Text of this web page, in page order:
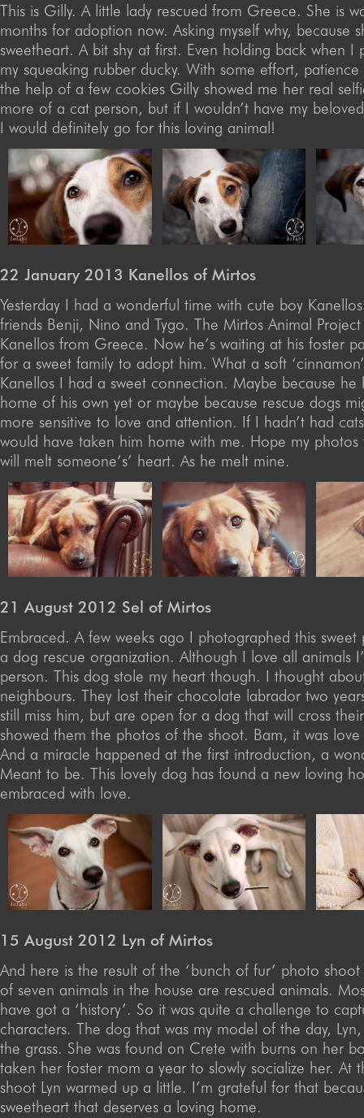
This is Gilly. A little lady rescued from Greece. She is
months for adoption now. Asking myself why, because
sweetheart. A bit shy at first. Even holding back when I
my squeaking rubber ducky. With some effort,
the help of a few cookies Gilly showed me her real
more of a cat person, but if I wouldn’t have my
I would definitely go for this loving animal!
22 January 2013 Kanellos of Mirtos
Yesterday I had a wonderful time with cute boy
friends Benji, Nino and Tygo. The Mirtos Animal
Kanellos from Greece. Now he’s waiting at his foster
for a sweet family to adopt him. What a soft
Kanellos I had a sweet connection. Maybe because he
home of his own yet or maybe because rescue dogs
more sensitive to love and attention. If I hadn’t had
would have taken him home with me. Hope my
will melt someone’s’ heart. As he melt mine.
21 August 2012 Sel of Mirtos
Embraced. A few weeks ago I photographed this
a dog rescue organization. Although I love all animals
person. This dog stole my heart though. I thought
neighbours. They lost their chocolate labrador two
still miss him, but are open for a dog that will cross
showed them the photos of the shoot. Bam, it was
And a miracle happened at the first introduction, a
Meant to be. This lovely dog has found a new loving
embraced with love.
15 August 2012 Lyn of Mirtos
And here is the result of the ‘bunch of fur’ photo
of seven animals in the house are rescued animals.
have got a ‘history’. So it was quite a challenge to
characters. The dog that was my model of the day,
the grass. She was found on Crete with burns on her
taken her foster mom a year to slowly socialize her. At
shoot Lyn warmed up a little. I’m grateful for that
sweetheart that deserves a loving home.